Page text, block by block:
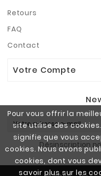
Pour vous offrir la
site utilise des
signifie que vous
cookies. Nous avons
cookies, dont vous
savoir plus sur les
Retours
FAQ
Contact
Votre Compte
Désinscription